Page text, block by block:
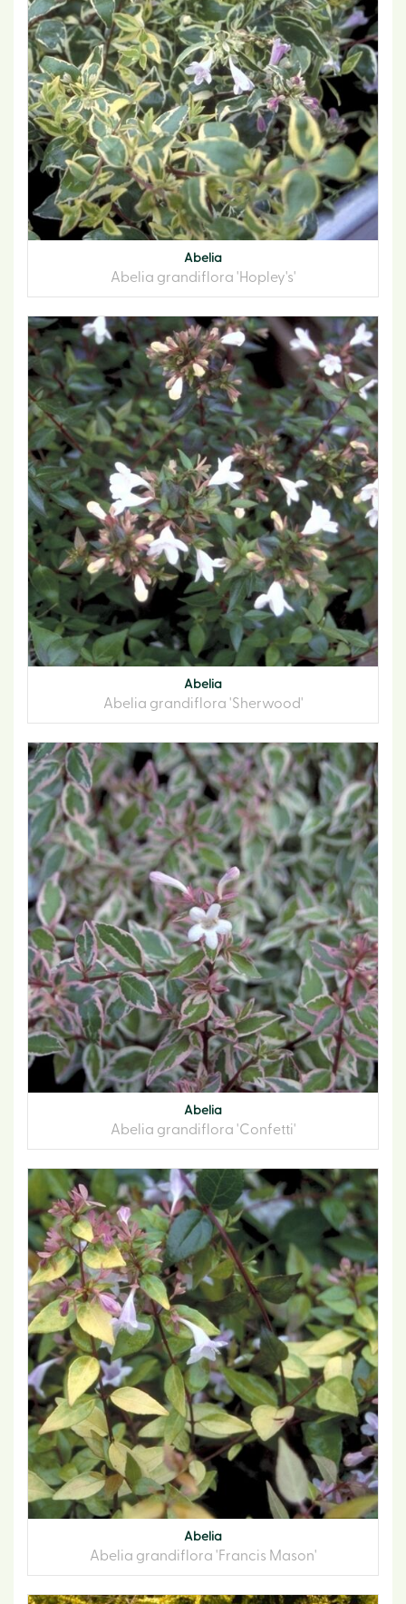
Abelia
Abelia grandiflora 'Hopley's'
Abelia
Abelia grandiflora 'Sherwood'
Abelia
Abelia grandiflora 'Confetti'
Abelia
Abelia grandiflora 'Francis Mason'